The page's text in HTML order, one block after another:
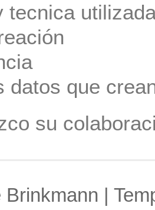
tecnica
datos que
su
|